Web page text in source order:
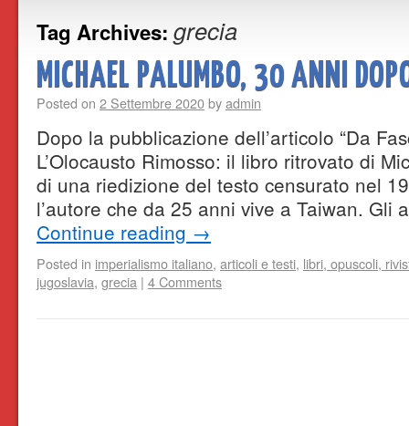
Tag Archives: grecia
MICHAEL PALUMBO, 30 ANNI
Posted on 2 Settembre 2020byadmin
Dopo la pubblicazione dell’articolo “Da
L’Olocausto Rimosso: il libro ritrovato di
di una riedizione del testo censurato nel
l’autore che da 25 anni vive a Taiwan.
Continue reading →
Posted in imperialismo italiano, articoli e testi, libri, opuscoli,
jugoslavia, grecia | 4 Comments